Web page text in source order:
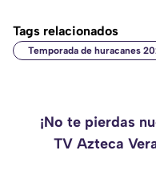
Tags relacionados
Temporada de huracanes
¡No te pierdas
TV Azteca